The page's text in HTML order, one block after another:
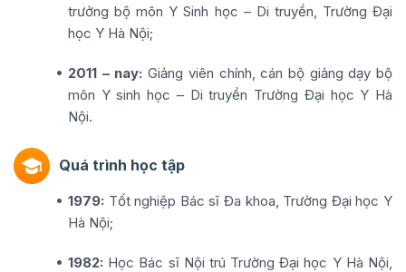
trưởng bộ môn Y Sinh học – Di truyền, Trường Đại
học Y Hà Nội;
2011 – nay:Giảng viên chính, cán bộ giảng dạy bộ
môn Y sinh học – Di truyền Trường Đại học Y Hà
Nội.
Quá trình học tập
1979: Tốt nghiệp Bác sĩ Đa khoa, Trường Đại học Y
Hà Nội;
1982: Học Bác sĩ Nội trú Trường Đại học Y Hà Nội,